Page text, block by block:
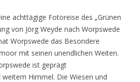
achttägige Fotoreise des „Grünen
von Jörg Weyde nach Worpswede
Worpswede das Besondere
mit seinen unendlichen Weiten.
ist geprägt
Himmel. Die Wiesen und